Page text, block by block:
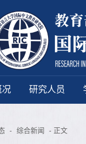
况 研究人员
- 综合新闻 - 正文